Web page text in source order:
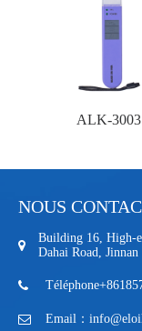
ALK-3003
NOUS
Building 16, High-
Dahai Road,
Email：